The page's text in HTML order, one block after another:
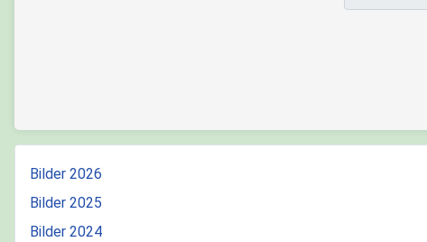
Bilder 2026
Bilder 2025
Bilder 2024